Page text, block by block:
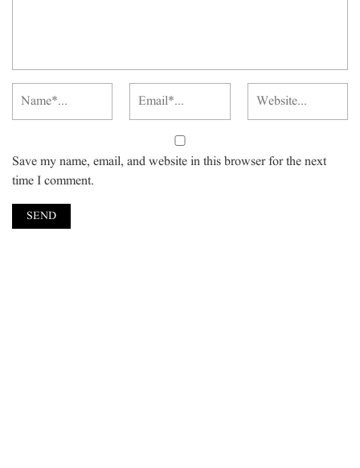
Save my name, email, and website in this browser for the next
time I comment.